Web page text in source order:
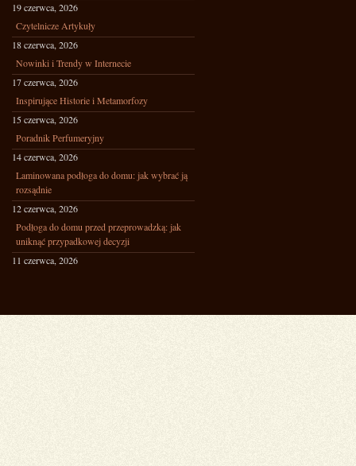
19 czerwca, 2026
Czytelnicze Artykuły
18 czerwca, 2026
Nowinki i Trendy w Internecie
17 czerwca, 2026
Inspirujące Historie i Metamorfozy
15 czerwca, 2026
Poradnik Perfumeryjny
14 czerwca, 2026
Laminowana podłoga do domu: jak wybrać ją
rozsądnie
12 czerwca, 2026
Podłoga do domu przed przeprowadzką: jak
uniknąć przypadkowej decyzji
11 czerwca, 2026